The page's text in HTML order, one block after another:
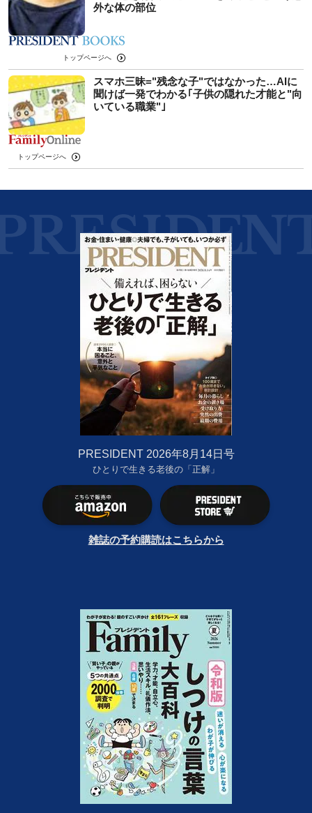
外な体の部位
トップページへ
スマホ三昧="残念な子"ではなかった…AIに
聞けば一発でわかる｢子供の隠れた才能と"向
いている職業"｣
トップページへ
PRESIDENT 2026年8月14日号
ひとりで生きる老後の「正解」
雑誌の予約購読はこちらから